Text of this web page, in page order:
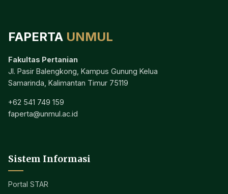
FAPERTA UNMUL
Fakultas Pertanian
Jl. Pasir Balengkong, Kampus Gunung Kelua
Samarinda, Kalimantan Timur 75119
+62 541 749 159
faperta@unmul.ac.id
Sistem Informasi
Portal STAR